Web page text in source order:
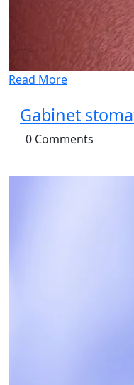
Read More
Gabinet
0 Comments